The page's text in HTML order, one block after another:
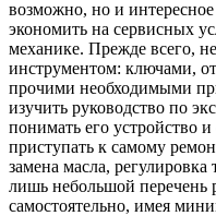
возможно, но и интересное
экономить на сервисных
механике. Прежде всего,
инструментом: ключами,
прочими необходимыми
изучить руководство по
понимать его устройство
приступать к самому
замена масла,
лишь небольшой перечень
самостоятельно, имея